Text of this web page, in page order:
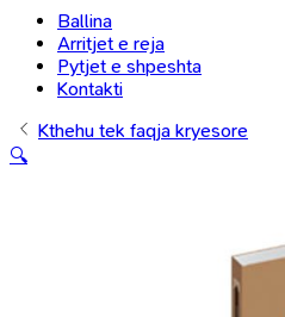
Ballina
Arritjet e reja
Pytjet e shpeshta
Kontakti
Kthehu tek faqja kryesore
🔍